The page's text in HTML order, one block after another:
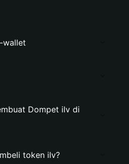
wallet
Dompet ilv di
token ilv?